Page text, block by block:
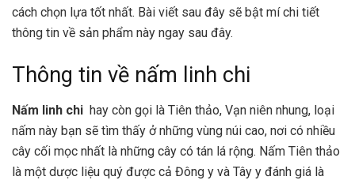
cách chọn lựa tốt nhất. Bài viết sau đây sẽ bật mí chi tiết
thông tin về sản phẩm này ngay sau đây.
Thông tin về nấm linh chi
Nấm linh chi hay còn gọi là Tiên thảo, Vạn niên nhung, loại
nấm này bạn sẽ tìm thấy ở những vùng núi cao, nơi có nhiều
cây cối mọc nhất là những cây có tán lá rộng. Nấm Tiên thảo
là một dược liệu quý được cả Đông y và Tây y đánh giá là